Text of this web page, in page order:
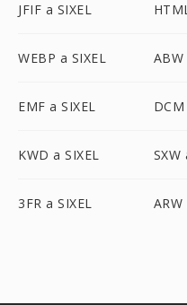
JFIF a SIXEL
WEBP a SIXEL ABW
EMF a SIXEL
KWD a SIXEL SXW
3FR a SIXEL ARW